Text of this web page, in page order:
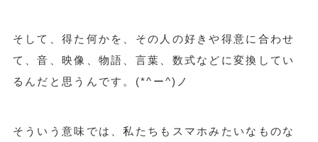
そして、得た何かを、その人の好きや得意に合わせ
て、音、映像、物語、言葉、数式などに変換してい
るんだと思うんです。 (*^ー^)ノ
そういう意味では、私たちもスマホみたいなものな